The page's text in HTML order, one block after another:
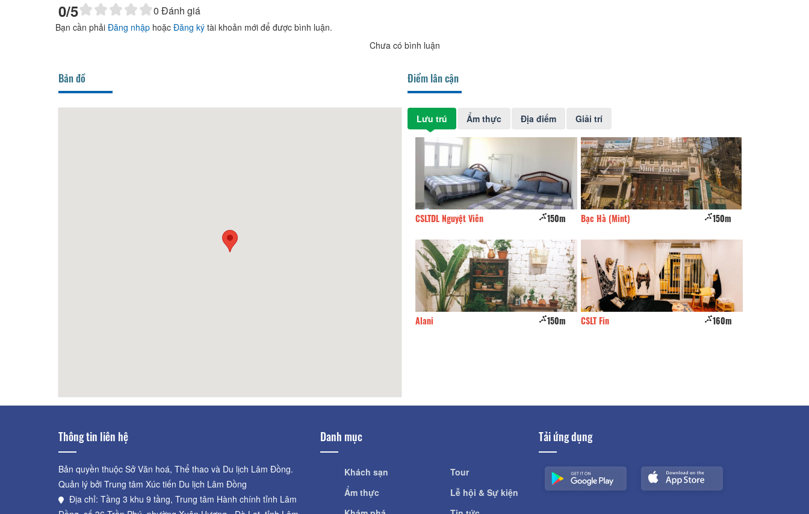
0/5 0 Đánh giá
Bạn cần phải Đăng nhập hoặc Đăng ký tài khoản mới để được bình luận.
Chưa có bình luận
Bản đồ Điểm lân cận
Lưu trú Ẩm thực Địa điểm Giải trí
CSLTDL Nguyệt Viên 150m
Alani 150m
Bạc Hà (Mint) 150m
CSLT Fin 160m
Thông tin liên hệ
Bản quyền thuộc Sở Văn hoá, Thể thao và Du lịch Lâm Đồng.
Quản lý bởi Trung tâm Xúc tiến Du lịch Lâm Đồng
Địa chỉ: Tầng 3 khu 9 tầng, Trung tâm Hành chính tỉnh Lâm
Danh mục
Khách sạn
Ẩm thực
Tour
Lễ hội & Sự kiện
Tải ứng dụng